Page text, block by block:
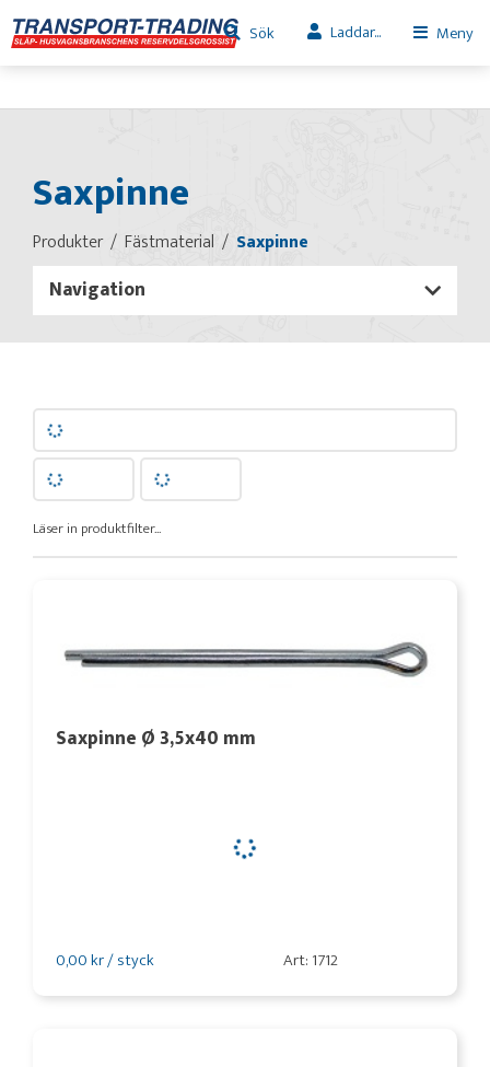
Sök Laddar... Meny
Saxpinne
Produkter Fästmaterial Saxpinne
Navigation
Läser in produktfilter...
Saxpinne Ø 3,5x40 mm
0,00 kr / styck Art: 1712